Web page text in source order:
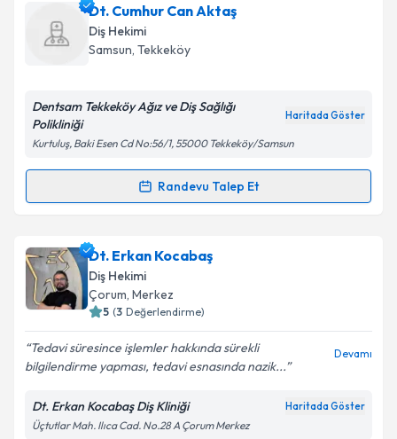
Dr. Öğr. Üyesi Dt. Koray Onur Şanal
takvimi talebi oluşturun. Size bu uzmandan randevu
almanız için bir takvim hazırlandığında e-posta ile
Kişisel verilerimin işlenmesine ilişkin
Metni'ni okudum ve kişisel verilerimin belirtilen
Takvim Talebini Gönder
Dt. Cumhur Can Aktaş
Diş Hekimi
Samsun, Tekkeköy
Dentsam Tekkeköy Ağız ve Diş Sağlığı
Polikliniği
Haritada Göster
Kurtuluş, Baki Esen Cd No:56/1, 55000 Tekkeköy/Samsun
Randevu Talep Et
Randevu Takvimi Talebi
Dt. Cumhur Can Aktaşiçin randevu takvimi talebi
oluşturun. Size bu uzmandan randevu almanız için bir
takvim hazırlandığında e-posta ile bilgilendireceğiz.
Kişisel verilerimin işlenmesine ilişkin
Aydınlatma
Metni'ni okudum ve kişisel verilerimin belirtilen
Dt. Erkan Kocabaş
Diş Hekimi
Çorum, Merkez
5 (3 Değerlendirme)
Tedavi süresince işlemler hakkında sürekli
bilgilendirme yapması, tedavi esnasında nazik...
Devamı
Dt. Erkan Kocabaş Diş Kliniği Haritada Göster
Üçtutlar Mah. Ilıca Cad. No.28 A Çorum Merkez